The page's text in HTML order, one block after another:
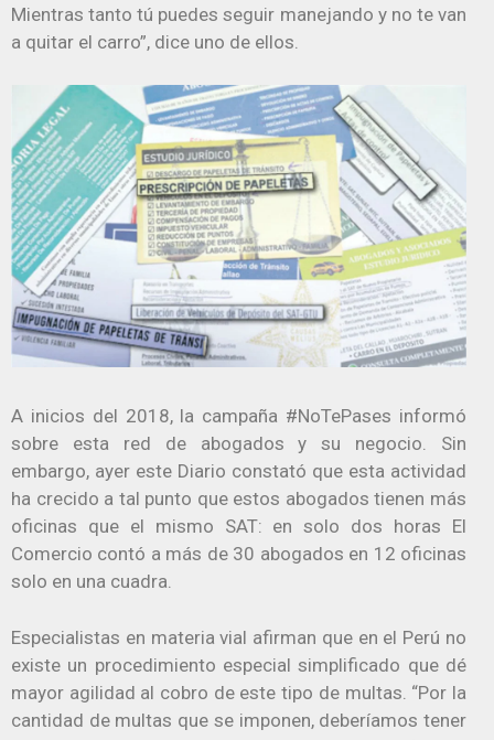
Mientras tanto tú puedes seguir manejando y no te van
a quitar el carro”, dice uno de ellos.
A inicios del 2018, la campaña #NoTePases informó
sobre esta red de abogados y su negocio. Sin
embargo, ayer este Diario constató que esta actividad
ha crecido a tal punto que estos abogados tienen más
oficinas que el mismo SAT: en solo dos horas El
Comercio contó a más de 30 abogados en 12 oficinas
solo en una cuadra.
Especialistas en materia vial afirman que en el Perú no
existe un procedimiento especial simplificado que dé
mayor agilidad al cobro de este tipo de multas. “Por la
cantidad de multas que se imponen, deberíamos tener